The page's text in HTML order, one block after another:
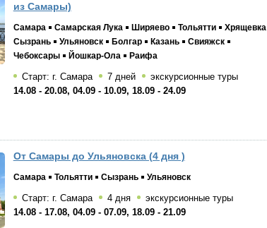
из Самары)
Самара Самарская Лука Ширяево Тольятти
Хрящевка
Сызрань
Ульяновск Болгар Казань
Свияжск
Чебоксары
Йошкар-Ола Раифа
Старт: г. Самара 7 дней
экскурсионные туры
14.08 - 20.08, 04.09 - 10.09, 18.09 - 24.09
От Самары до Ульяновска (4 дня )
Самара Тольятти Сызрань Ульяновск
Старт: г. Самара 4 дня
экскурсионные туры
14.08 - 17.08, 04.09 - 07.09, 18.09 - 21.09